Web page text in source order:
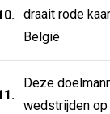
draait rode
België
Deze
wedstrijden op